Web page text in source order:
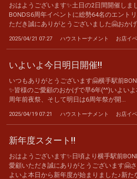
おはようございます✨土日の2日間開催しま
BONDS6周年イベントに総勢64名のエント
ただき誠にありがとうございました🤗おか
2025/04/21 07:27 ハウストーナメント お店イ
いよいよ今日明日開催‼️
いつもありがとうございます🤗横手駅前
✨皆様のご愛顧のおかげで早6年(^^)いよい
周年前夜祭、そして明日は6周年祭が開...
2025/04/19 07:21 ハウストーナメント お店イ
新年度スタート‼️
おはようございます✨日頃より横手駅前
愛顧いただき誠にありがとうございます🤗
よいよ本日から新年度が始まりました♪新た